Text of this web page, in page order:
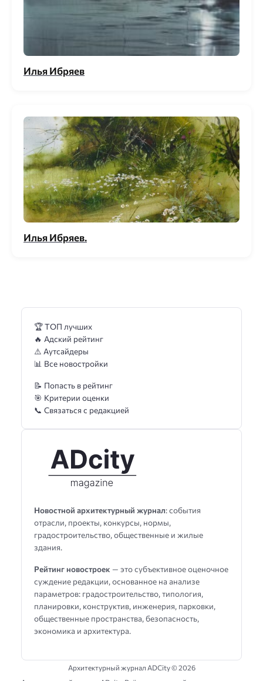
Илья Ибряев
Илья Ибряев.
Новостной архитектурный журнал: события
отрасли, проекты, конкурсы, нормы,
градостроительство, общественные и жилые
здания.
Рейтинг новостроек — это субъективное оценочное
суждение редакции, основанное на анализе
параметров: градостроительство, типология,
планировки, конструктив, инженерия, парковки,
общественные пространства, безопасность,
экономика и архитектура.
🏆 ТОП лучших
🔥 Адский рейтинг
⚠️ Аутсайдеры
📊 Все новостройки
📝 Попасть в рейтинг
🎯 Критерии оценки
📞 Связаться с редакцией
Архитектурный журнал ADCity ©2026